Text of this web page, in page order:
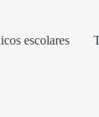
escolares